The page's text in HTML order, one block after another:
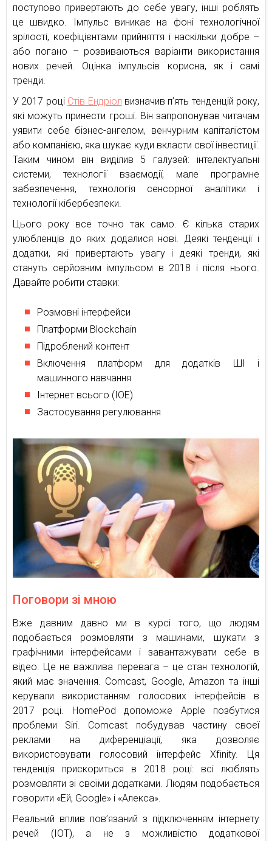
поступово привертають до себе увагу, інші роблять
це швидко. Імпульс виникає на фоні технологічної
зрілості, коефіцієнтами прийняття і наскільки добре –
або погано – розвиваються варіанти використання
нових речей. Оцінка імпульсів корисна, як і самі
тренди.
У 2017 році Стів Ендріол визначив п’ять тенденцій року,
які можуть принести гроші. Він запропонував читачам
уявити себе бізнес-ангелом, венчурним капіталістом
або компанією, яка шукає куди вкласти свої інвестиції.
Таким чином він виділив 5 галузей: інтелектуальні
системи, технології взаємодії, мале програмне
забезпечення, технологія сенсорної аналітики і
технології кібербезпеки.
Цього року все точно так само. Є кілька старих
улюбленців до яких додалися нові. Деякі тенденції і
додатки, які привертають увагу і деякі тренди, які
стануть серйозним імпульсом в 2018 і після нього.
Давайте робити ставки:
Розмовні інтерфейси
Платформи Blockchain
Підроблений контент
Включення платформ для додатків ШІ і
машинного навчання
Інтернет всього (IOE)
Застосування регулювання
Поговори зі мною
Вже давним давно ми в курсі того, що людям
подобається розмовляти з машинами, шукати з
графічними інтерфейсами і завантажувати себе в
відео. Це не важлива перевага – це стан технологій,
який має значення. Comcast, Google, Amazon та інші
керували використанням голосових інтерфейсів в
2017 році. HomePod допоможе Apple позбутися
проблеми Siri. Comcast побудував частину своєї
реклами на диференціації, яка дозволяє
використовувати голосовий інтерфейс Xfinity. Ця
тенденція прискориться в 2018 році: всі люблять
розмовляти зі своїми додатками. Людям подобається
говорити «Ей, Google» і «Алекса».
Реальний вплив пов’язаний з підключенням інтернету
речей (IOT), а не з можливістю додаткової